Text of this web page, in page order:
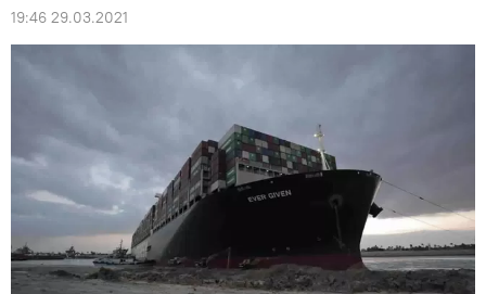
19:46 29.03.2021